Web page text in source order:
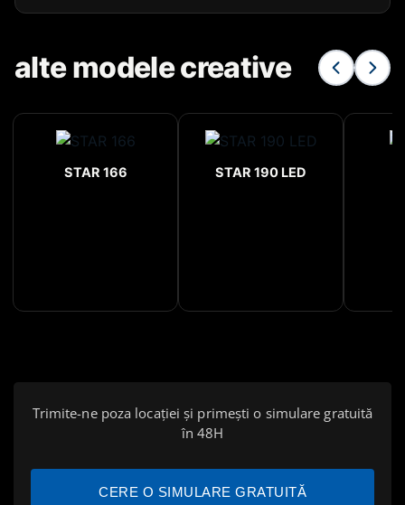
alte modele creative
STAR 166 STAR 190 LED
Trimite-ne poza locației și primești o simulare gratuită
în 48H
CERE O SIMULARE GRATUITĂ